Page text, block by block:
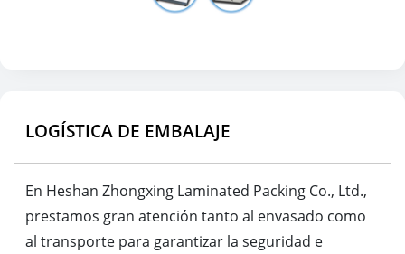
LOGÍSTICA DE EMBALAJE
En Heshan Zhongxing Laminated Packing Co., Ltd.,
prestamos gran atención tanto al envasado como
al transporte para garantizar la seguridad e